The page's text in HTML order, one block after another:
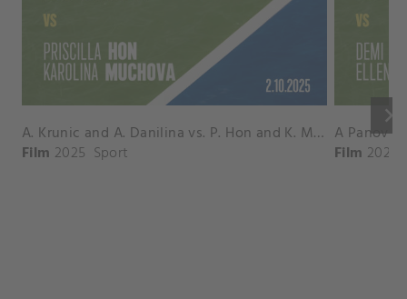
keyboard_arrow_right
A. Krunic and A. Danilina vs. P. Hon and K. Muchova Match Highlights - BEIJING_Capital Group Diamond ( October 02, 2025)
Film 2025 Sport Film 2026